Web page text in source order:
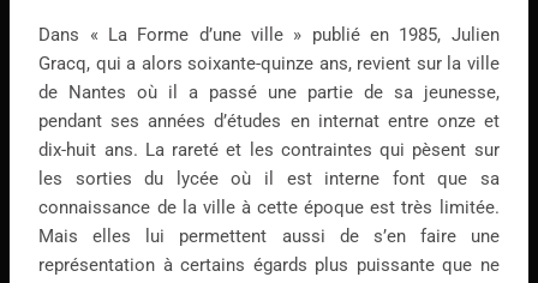
Dans « La Forme d’une ville » publié en 1985, Julien
Gracq, qui a alors soixante-quinze ans, revient sur la ville
de Nantes où il a passé une partie de sa jeunesse,
pendant ses années d’études en internat entre onze et
dix-huit ans. La rareté et les contraintes qui pèsent sur
les sorties du lycée où il est interne font que sa
connaissance de la ville à cette époque est très limitée.
Mais elles lui permettent aussi de s’en faire une
représentation à certains égards plus puissante que ne